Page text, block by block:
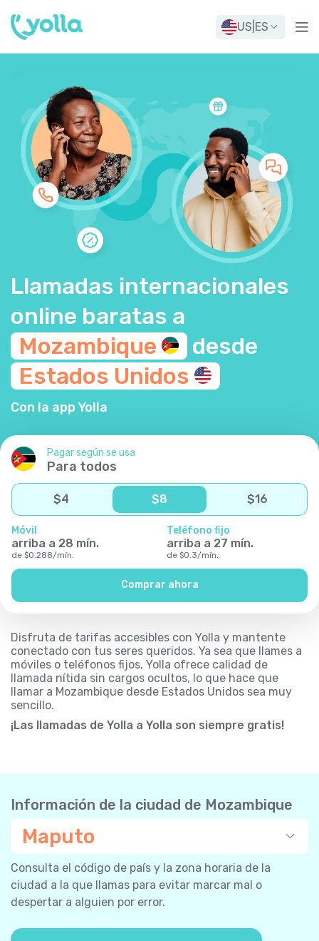
US ES
Llamadas internacionales
online baratas a
Mozambique
desde
Estados Unidos
Con la app Yolla
Pagar según se usa
Para todos
$4 $8 $16
Móvil
arriba a 28 mín.
de $0.288/mín.
Teléfono fijo
arriba a 27 mín.
de $0.3/mín.
Comprar ahora
Disfruta de tarifas accesibles con Yolla y mantente
conectado con tus seres queridos. Ya sea que llames a
móviles o teléfonos fijos, Yolla ofrece calidad de
llamada nítida sin cargos ocultos, lo que hace que
llamar a Mozambique desde Estados Unidos sea muy
sencillo.
¡Las llamadas de Yolla a Yolla son siempre gratis!
Información de la ciudad de Mozambique
Maputo
Consulta el código de país y la zona horaria de la
ciudad a la que llamas para evitar marcar mal o
despertar a alguien por error.